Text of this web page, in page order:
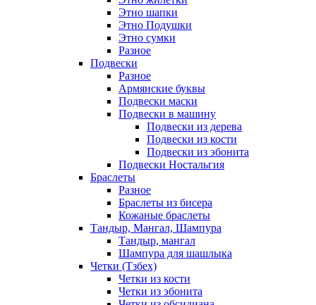
Этно шапки
Этно Подушки
Этно сумки
Разное
Подвески
Разное
Армянские буквы
Подвески маски
Подвески в машину
Подвески из дерева
Подвески из кости
Подвески из эбонита
Подвески Ностальгия
Браслеты
Разное
Браслеты из бисера
Кожаные браслеты
Тандыр, Мангал, Шампура
Тандыр, мангал
Шампура для шашлыка
Четки (Тзбех)
Четки из кости
Четки из эбонита